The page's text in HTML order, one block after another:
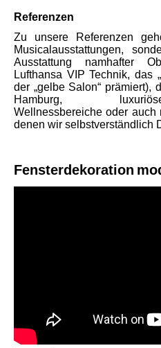
Referenzen
Zu unsere Referenzen
Musicalausstattungen,
Ausstattung namhafter
Lufthansa VIP Technik, das
der „gelbe Salon“ prämiert),
Hamburg,
Wellnessbereiche oder auch
denen wir selbstverständlich
Fensterdekoration